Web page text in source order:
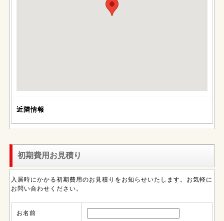
近隣情報
初期費用お見積り
入居時にかかる初期費用のお見積りをお知らせいたします。お気軽に
お問い合わせください。
お名前